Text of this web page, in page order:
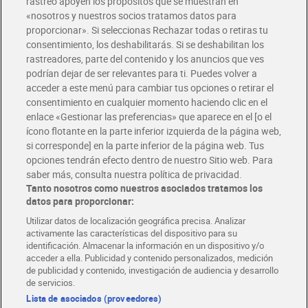
Glovo y Uber Eats
Solicita tu factura de Glovo o Uber Eats
Únete al CLUB Dia
Disfruta las ventajas y ofertas exclusivas.
Descárgate la APP Dia
Folletos y Tiendas
Descubre las mejores ofertas y busca tu tienda más cercana
Tarjeta MaX Dia
Te devuelve hasta 8€/mes de tus compras.
¡Solicita tu tarjeta de crédito aquí!
COMER MEJOR CADA DIA
COLABORA CON DIA ABRE TU TIENDA DIA CORPORATE
«nosotros y nuestros socios tratamos datos para
proporcionar». Si seleccionas Rechazar todas o retiras tu
consentimiento, los deshabilitarás. Si se deshabilitan los
rastreadores, parte del contenido y los anuncios que ves
podrían dejar de ser relevantes para ti. Puedes volver a
acceder a este menú para cambiar tus opciones o retirar el
consentimiento en cualquier momento haciendo clic en el
enlace «Gestionar las preferencias» que aparece en el [o el
ícono flotante en la parte inferior izquierda de la página web,
si corresponde] en la parte inferior de la página web. Tus
opciones tendrán efecto dentro de nuestro Sitio web. Para
saber más, consulta nuestra política de privacidad.
Tanto nosotros como nuestros asociados tratamos los
datos para proporcionar:
Utilizar datos de localización geográfica precisa. Analizar
activamente las características del dispositivo para su
identificación. Almacenar la información en un dispositivo y/o
acceder a ella. Publicidad y contenido personalizados, medición
de publicidad y contenido, investigación de audiencia y desarrollo
de servicios.
Lista de asociados (proveedores)